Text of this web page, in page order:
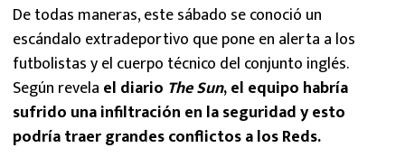
De todas maneras, este sábado se conoció un
escándalo extradeportivo que pone en alerta a los
futbolistas y el cuerpo técnico del conjunto inglés.
Según revela el diario The Sun, el equipo habría
sufrido una infiltración en la seguridad y esto
podría traer grandes conflictos a los Reds.